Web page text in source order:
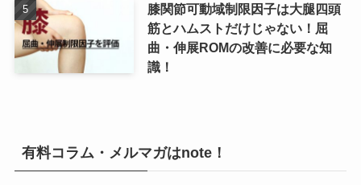
膝関節可動域制限因子は大腿四頭
筋とハムストだけじゃない！屈
曲・伸展ROMの改善に必要な知
識！
有料コラム・メルマガはnote！